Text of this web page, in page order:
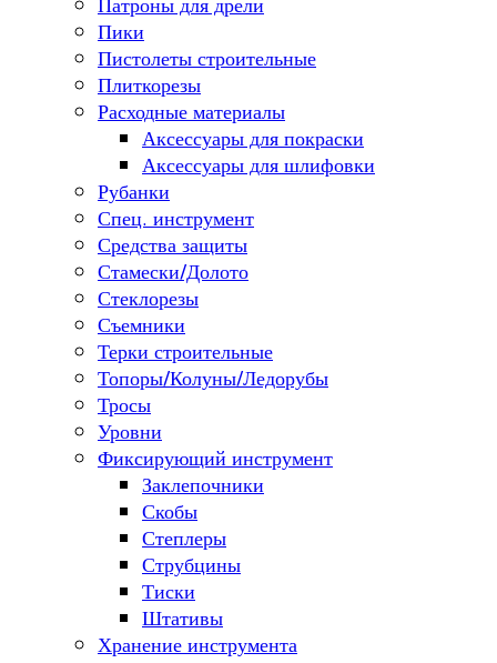
Пики
Пистолеты строительные
Плиткорезы
Расходные материалы
Аксессуары для покраски
Аксессуары для шлифовки
Рубанки
Спец. инструмент
Средства защиты
Стамески/Долото
Стеклорезы
Съемники
Терки строительные
Топоры/Колуны/Ледорубы
Тросы
Уровни
Фиксирующий инструмент
Заклепочники
Скобы
Степлеры
Струбцины
Тиски
Штативы
Хранение инструмента